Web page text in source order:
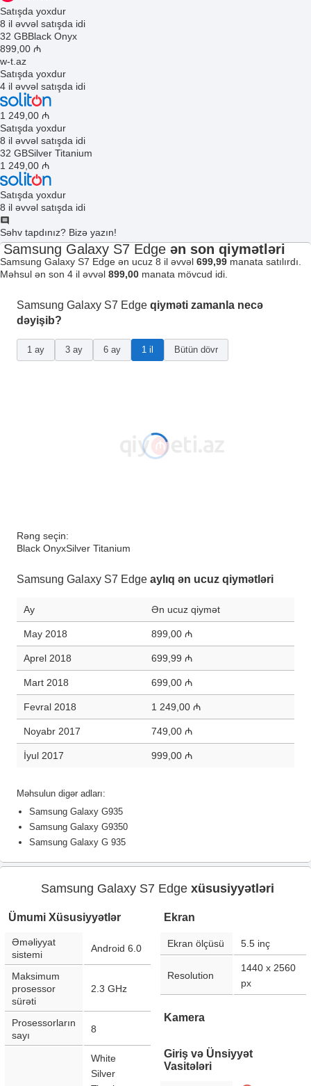
Satışda yoxdur
8 il əvvəl satışda idi
32 GBBlack Onyx
899 ,00 ₼
w-t.az
Satışda yoxdur
4 il əvvəl satışda idi
1 249 ,00 ₼
Satışda yoxdur
8 il əvvəl satışda idi
32 GBSilver Titanium
1 249 ,00 ₼
Satışda yoxdur
8 il əvvəl satışda idi
Səhv tapdınız? Bizə yazın!
Samsung Galaxy S7 Edge ən son qiymətləri
Samsung Galaxy S7 Edge ən ucuz 8 il əvvəl 699,99 manata satılırdı.
Məhsul ən son 4 il əvvəl 899,00 manata mövcud idi.
Samsung Galaxy S7 Edge qiyməti zamanla necə
dəyişib?
1 ay 3 ay 6 ay 1 il Bütün dövr
Rəng seçin:
Black OnyxSilver Titanium
Samsung Galaxy S7 Edge aylıq ən ucuz qiymətləri
Ay Ən ucuz qiymət
May 2018 899,00 ₼
Aprel 2018 699,99 ₼
Mart 2018 699,00 ₼
Fevral 2018 1 249,00 ₼
Noyabr 2017 749,00 ₼
İyul 2017 999,00 ₼
Məhsulun digər adları:
Samsung Galaxy G935
Samsung Galaxy G9350
Samsung Galaxy G 935
Samsung Galaxy S7 Edge xüsusiyyətləri
Ümumi Xüsusiyyətlər
Əməliyyat
sistemi
Android 6.0
Maksimum
prosessor
sürəti
2.3 GHz
Prosessorların
sayı
8
White
Silver
Ekran
Ekran ölçüsü 5.5 inç
Resolution
1440 x 2560
px
Kamera
Giriş və Ünsiyyət
Vasitələri